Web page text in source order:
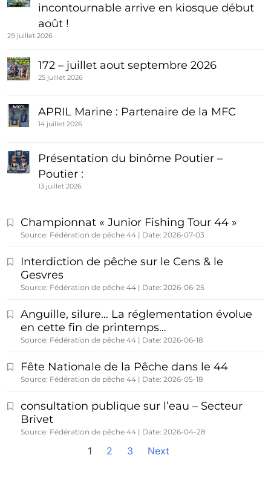
incontournable arrive en kiosque début
août !
29 juillet 2026
172 – juillet aout septembre 2026
25 juillet 2026
APRIL Marine : Partenaire de la MFC
14 juillet 2026
Présentation du binôme Poutier –
Poutier :
13 juillet 2026
Championnat « Junior Fishing Tour 44 »
Source: Fédération de pêche 44 Date: 2026-07-03
Interdiction de pêche sur le Cens & le
Gesvres
Source: Fédération de pêche 44 Date: 2026-06-25
Anguille, silure… La réglementation évolue
en cette fin de printemps…
Source: Fédération de pêche 44 Date: 2026-06-18
Fête Nationale de la Pêche dans le 44
Source: Fédération de pêche 44 Date: 2026-05-18
consultation publique sur l’eau – Secteur
Brivet
Source: Fédération de pêche 44 Date: 2026-04-28
1 2 3 Next